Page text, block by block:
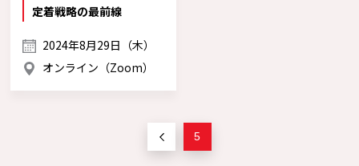
定着戦略の最前線
2024年8月29日（木）
オンライン（Zoom）
5